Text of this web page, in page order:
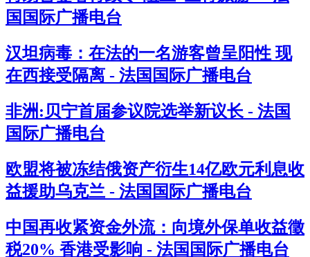
国国际广播电台
汉坦病毒：在法的一名游客曾呈阳性 现
在西接受隔离 - 法国国际广播电台
非洲:贝宁首届参议院选举新议长 - 法国
国际广播电台
欧盟将被冻结俄资产衍生14亿欧元利息收
益援助乌克兰 - 法国国际广播电台
中国再收紧资金外流：向境外保单收益徵
税20% 香港受影响 - 法国国际广播电台